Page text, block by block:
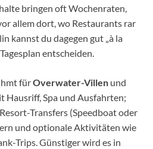
bringen oft Wochenraten,
allem dort, wo Restaurants rar
kannst du dagegen gut „à la
entscheiden.
fürOverwater-Villen und
Hausriff, Spa und Ausfahrten;
Transfers (Speedboat oder
und optionale Aktivitäten wie
Trips. Günstiger wird es in